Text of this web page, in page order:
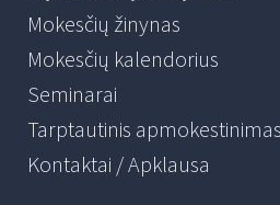
Mokesčių žinynas
Mokesčių kalendorius
Seminarai
Tarptautinis apmokestinimas
Kontaktai / Apklausa